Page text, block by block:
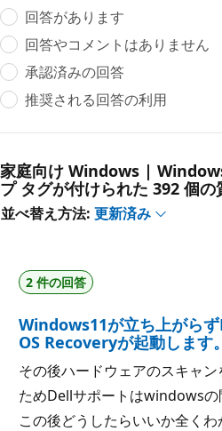
回答があります
回答やコメントはありません
承認済みの回答
推奨される回答の利用
家庭向け Windows |
プ タグが付けられた 392 個の
並べ替え方法: 更新済み
2 件の回答
Windows11が立ち上がら
OS Recoveryが起動します。
その後ハードウェアのスキャ
ためDellサポートはwindowsの
この後どうしたらいいか全く